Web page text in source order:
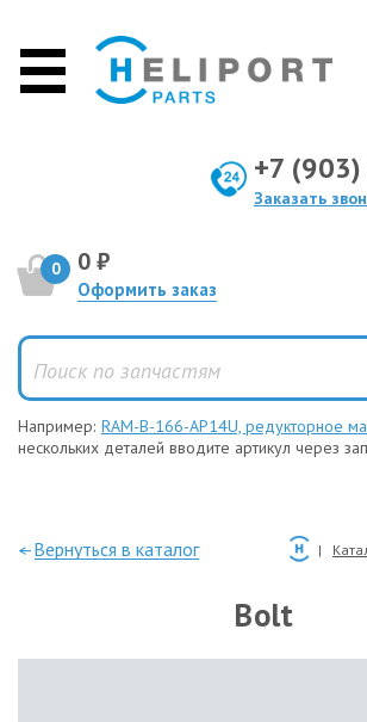
+7
Заказать
0 0 ₽
Оформить заказ
Например: RAM-B-166-AP14U, редукторное
нескольких деталей вводите артикул через
—Вернуться в каталог
Bolt